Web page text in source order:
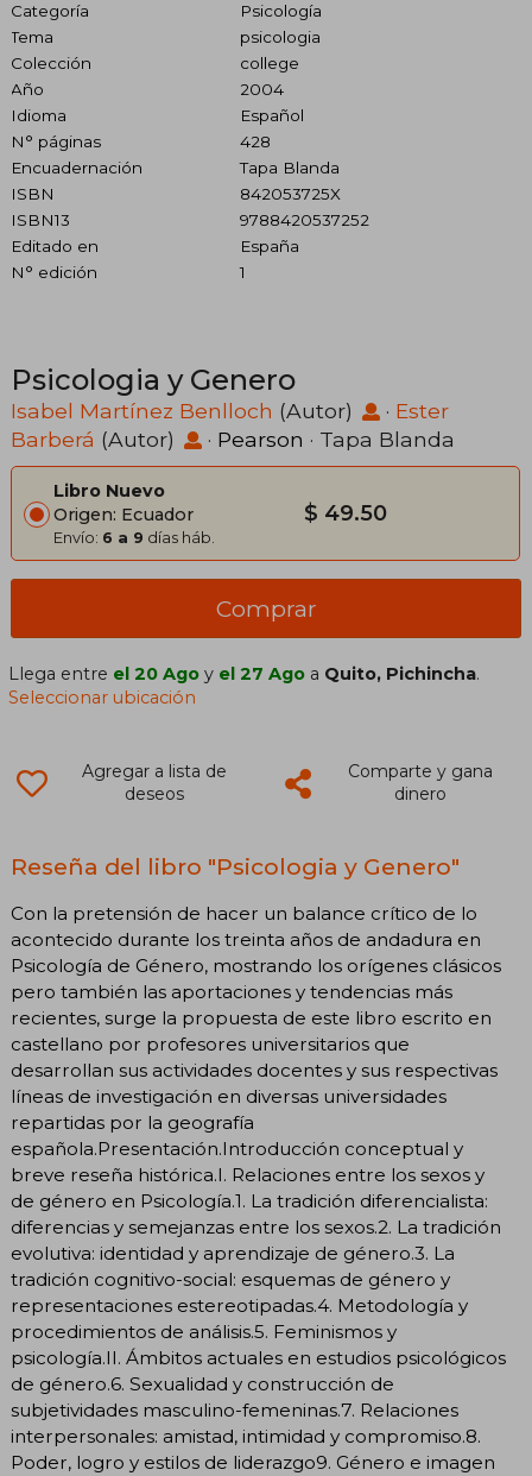
Categoría
Psicología
Tema
psicologia
Colección
college
Año
2004
Idioma
Español
N° páginas
428
Encuadernación
Tapa Blanda
ISBN
842053725X
ISBN13
9788420537252
Editado en
España
N° edición
1
Psicologia y Genero
Isabel Martínez Benlloch (Autor) · Ester
Barberá (Autor) · Pearson · Tapa Blanda
Libro Nuevo
Origen: Ecuador
Envío: 6 a 9 días háb.
$ 49.50
Comprar
Llega entre el 20 Ago y el 27 Ago a Quito, Pichincha.
Seleccionar ubicación
Agregar a lista de
deseos
Comparte y gana
dinero
Reseña del libro "Psicologia y Genero"
Con la pretensión de hacer un balance crítico de lo
acontecido durante los treinta años de andadura en
Psicología de Género, mostrando los orígenes clásicos
pero también las aportaciones y tendencias más
recientes, surge la propuesta de este libro escrito en
castellano por profesores universitarios que
desarrollan sus actividades docentes y sus respectivas
líneas de investigación en diversas universidades
repartidas por la geografía
española.Presentación.Introducción conceptual y
breve reseña histórica.I. Relaciones entre los sexos y
de género en Psicología.1. La tradición diferencialista:
diferencias y semejanzas entre los sexos.2. La tradición
evolutiva: identidad y aprendizaje de género.3. La
tradición cognitivo-social: esquemas de género y
representaciones estereotipadas.4. Metodología y
procedimientos de análisis.5. Feminismos y
psicología.II. Ámbitos actuales en estudios psicológicos
de género.6. Sexualidad y construcción de
subjetividades masculino-femeninas.7. Relaciones
interpersonales: amistad, intimidad y compromiso.8.
Poder, logro y estilos de liderazgo9. Género e imagen